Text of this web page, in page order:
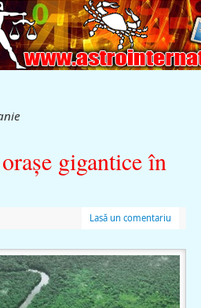
gigantice în
Lasă un comentariu